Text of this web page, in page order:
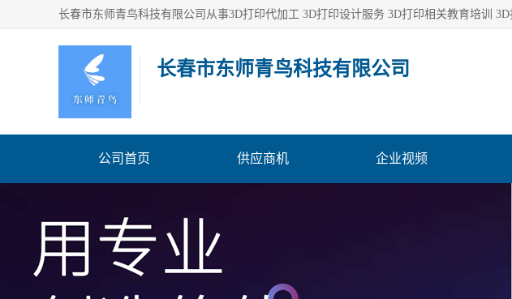
长春市东师青鸟科技有限公司
公司首页 供应商机 企业视频